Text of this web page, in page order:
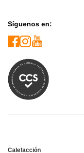
Síguenos en:
Calefacción